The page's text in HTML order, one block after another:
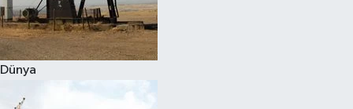
Dünya
Hava Durumu
Kadın